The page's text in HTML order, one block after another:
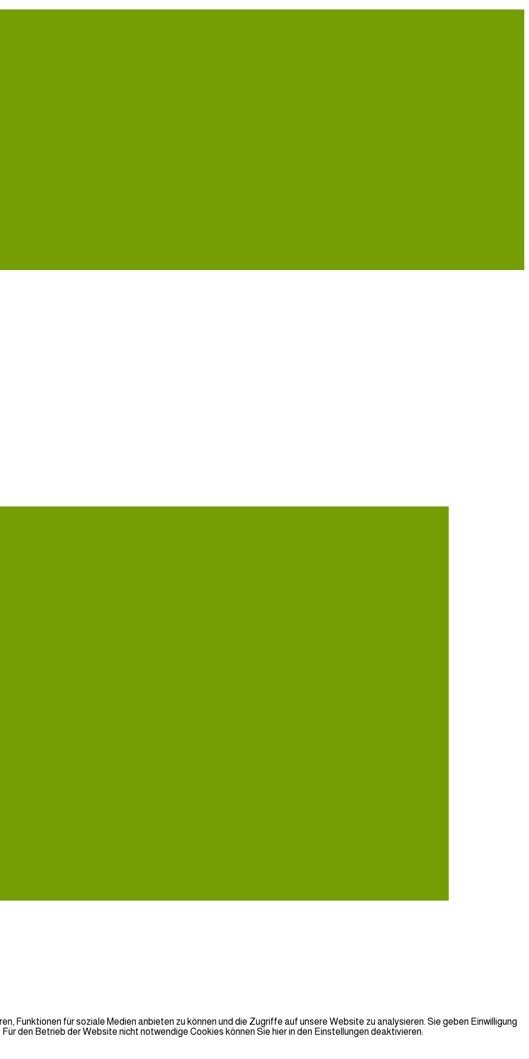
Funktionen für soziale Medien anbieten zu können und die Zugriffe auf unsere Website zu analysieren. Sie geben Einwilligung
den Betrieb der Website nicht notwendige Cookies können Sie hier in den Einstellungen deaktivieren: